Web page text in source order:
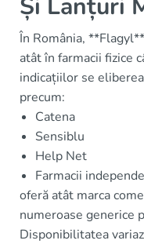
Și Lanțuri
În România,
atât în farmacii fizice
indicațiilor se
precum:
Catena
Sensiblu
Help Net
Farmacii
oferă atât marca
numeroase generice
Disponibilitatea